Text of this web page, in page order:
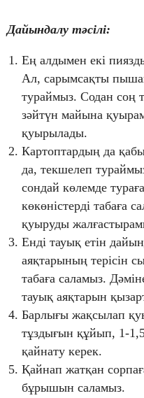
Дайындалу тәсілі:
Ең алдымен екі
Ал, сарымсақты
тураймыз. Содан соң
зәйтүн майына
қуырылады.
Картоптардың да
да, текшелеп
сондай көлемде
көкөністерді табаға
қуыруды
Енді тауық етін
аяқтарының терісін
табаға саламыз.
тауық аяқтарын
Барлығы жақсылап
тұздығын құйып, 1-
қайнату керек.
Қайнап жатқан
бұрышын саламыз.